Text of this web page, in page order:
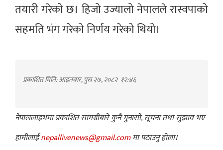
तयारी गरेको छ। हिजो उज्यालो नेपालले रास्वपाको
सहमति भंग गरेको निर्णय गरेको थियो।
प्रकाशित मिति: आइतबार, पुस २७, २०८२ १२:४६
नेपाललाइभमा प्रकाशित सामग्रीबारे कुनै गुनासो, सूचना तथा सुझाव भए
हामीलाईnepallivenews@gmail.comमा पठाउनु होला।